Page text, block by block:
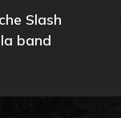
Slash
band